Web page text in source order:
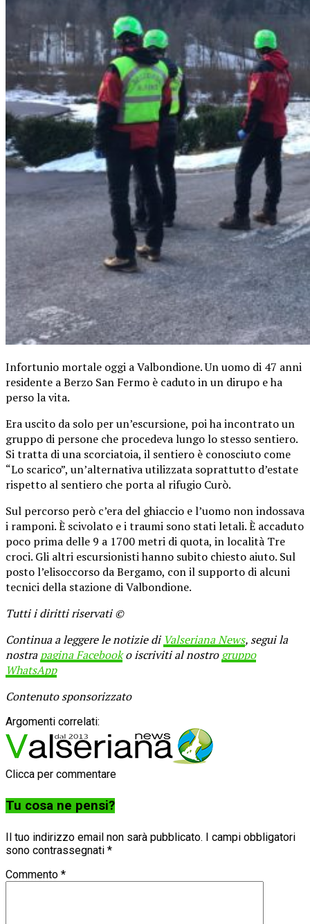
Infortunio mortale oggi a Valbondione. Un uomo di 47 anni
residente a Berzo San Fermo è caduto in un dirupo e ha
perso la vita.
Era uscito da solo per un’escursione, poi ha incontrato un
gruppo di persone che procedeva lungo lo stesso sentiero.
Si tratta di una scorciatoia, il sentiero è conosciuto come
“Lo scarico”, un’alternativa utilizzata soprattutto d’estate
rispetto al sentiero che porta al rifugio Curò.
Sul percorso però c’era del ghiaccio e l’uomo non indossava
i ramponi. È scivolato e i traumi sono stati letali. È accaduto
poco prima delle 9 a 1700 metri di quota, in località Tre
croci. Gli altri escursionisti hanno subito chiesto aiuto. Sul
posto l’elisoccorso da Bergamo, con il supporto di alcuni
tecnici della stazione di Valbondione.
Tutti i diritti riservati ©
Continua a leggere le notizie di Valseriana News, segui la
nostrapagina Facebooko iscriviti al nostrogruppo
WhatsApp
Contenuto sponsorizzato
Argomenti correlati:
Clicca per commentare
Tu cosa ne pensi?
Il tuo indirizzo email non sarà pubblicato. I campi obbligatori
sono contrassegnati *
Commento *